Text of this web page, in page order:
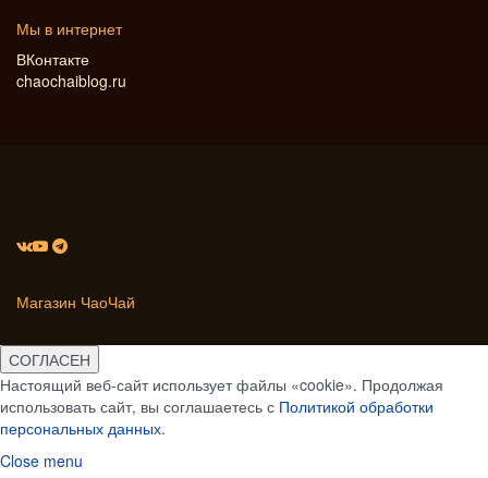
Мы в интернет
ВКонтакте
chaochaiblog.ru
Магазин ЧаоЧай
СОГЛАСЕН
Настоящий веб-сайт использует файлы «cookie». Продолжая
использовать сайт, вы соглашаетесь с Политикой обработки
персональных данных.
Close menu